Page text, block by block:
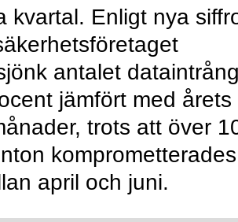
kvartal. Enligt nya
antalet
jämfört med årets
trots att över
komprometterades
april och juni.